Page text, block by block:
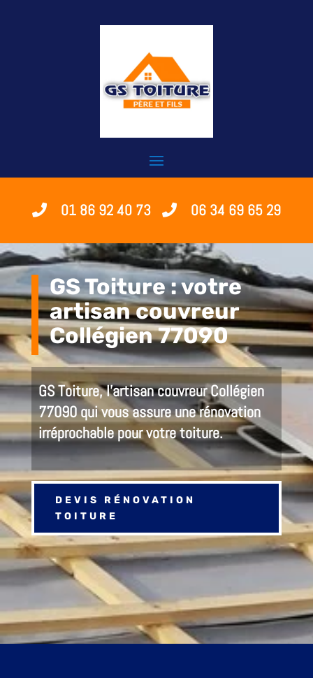
01 86 92 40 73 06 34 69 65 29
GS Toiture : votre
artisan couvreur
Collégien 77090
GS Toiture, l’artisan couvreur Collégien
77090 quivous assureune rénovation
irréprochable pour votre toiture.
DEVIS RÉNOVATION
TOITURE